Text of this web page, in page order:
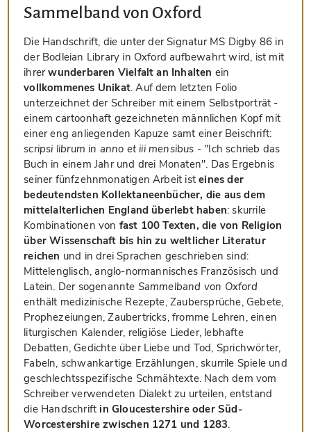
Sammelband von Oxford
Die Handschrift, die unter der Signatur MS Digby 86 in
der Bodleian Library in Oxford aufbewahrt wird, ist mit
ihrerwunderbaren Vielfalt an Inhalten ein
vollkommenes Unikat. Auf dem letzten Folio
unterzeichnet der Schreiber mit einem Selbstporträt -
einem cartoonhaft gezeichneten männlichen Kopf mit
einer eng anliegenden Kapuze samt einer Beischrift:
scripsi librum in anno et iii mensibus - "Ich schrieb das
Buch in einem Jahr und drei Monaten". Das Ergebnis
seiner fünfzehnmonatigen Arbeit isteines der
bedeutendsten Kollektaneenbücher, die aus dem
mittelalterlichen England überlebt haben: skurrile
Kombinationen von fast 100 Texten, die von Religion
über Wissenschaft bis hin zu weltlicher Literatur
reichen und in drei Sprachen geschrieben sind:
Mittelenglisch, anglo-normannisches Französisch und
Latein. Der sogenannte Sammelband von Oxford
enthält medizinische Rezepte, Zaubersprüche, Gebete,
Prophezeiungen, Zaubertricks, fromme Lehren, einen
liturgischen Kalender, religiöse Lieder, lebhafte
Debatten, Gedichte über Liebe und Tod, Sprichwörter,
Fabeln, schwankartige Erzählungen, skurrile Spiele und
geschlechtsspezifische Schmähtexte. Nach dem vom
Schreiber verwendeten Dialekt zu urteilen, entstand
die Handschriftin Gloucestershire oder Süd-
Worcestershire zwischen 1271 und 1283.